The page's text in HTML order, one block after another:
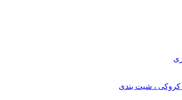
، شیت بندی